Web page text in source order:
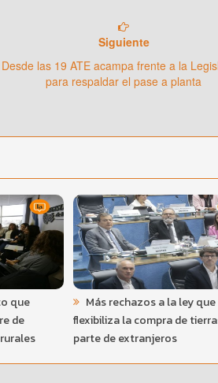
Siguiente
Desde las 19 ATE acampa frente a la
para respaldar el pase a planta
que
de
Más rechazos a la ley que
flexibiliza la compra de
parte de extranjeros